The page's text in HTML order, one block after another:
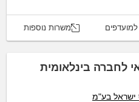
משרות נוספות
לחברה בינלאומית
ישראל בע"מ